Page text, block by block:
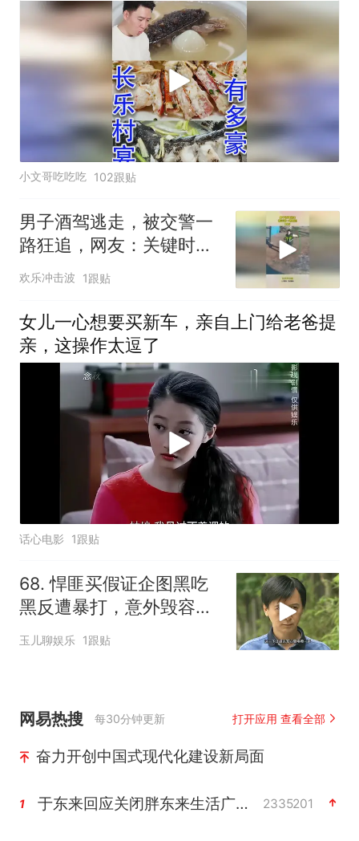
小文哥吃吃吃 102跟贴
男子酒驾逃走，被交警一
路狂追，网友：关键时刻
比体能！
欢乐冲击波 1跟贴
女儿一心想要买新车，亲自上门给老爸提
亲，这操作太逗了
话心电影 1跟贴
68. 悍匪买假证企图黑吃
黑反遭暴打，意外毁容遇
盘查能否逃脱
玉儿聊娱乐 1跟贴
网易热搜 每30分钟更新 打开应用 查看全部
奋力开创中国式现代化建设新局面
1 于东来回应关闭胖东来生活广场店 2335201